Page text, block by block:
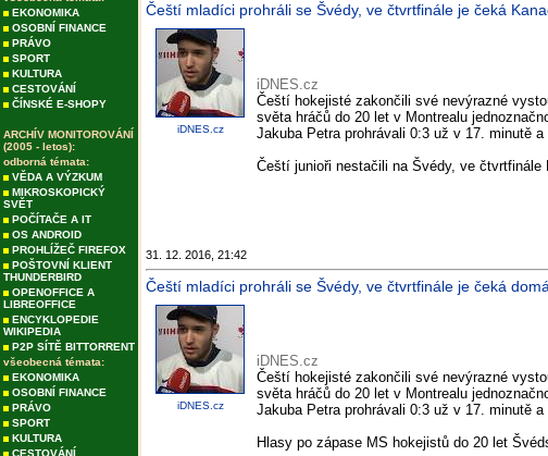
EKONOMIKA
OSOBNÍ FINANCE
PRÁVO
SPORT
KULTURA
CESTOVÁNÍ
ČÍNSKÉ E-SHOPY
ARCHÍV MONITOROVÁNÍ
(2005 - letos):
odborná témata:
VĚDA A VÝZKUM
MIKROSKOPICKÝ
SVĚT
POČÍTAČE A IT
OS ANDROID
PROHLÍŽEČ FIREFOX
POŠTOVNÍ KLIENT
THUNDERBIRD
OPENOFFICE A
LIBREOFFICE
ENCYKLOPEDIE
WIKIPEDIA
P2P SÍTĚ BITTORRENT
všeobecná témata:
EKONOMIKA
OSOBNÍ FINANCE
PRÁVO
SPORT
KULTURA
CESTOVÁNÍ
Čeští mladíci prohráli se Švédy, ve čtvrtfinále je čeká
iDNES.cz
iDNES.cz
Čeští hokejisté zakončili své nevýrazné
světa hráčů do 20 let v Montrealu
Jakuba Petra prohrávali 0:3 už v 17. minutě
Čeští junioři nestačili na Švédy, ve
31. 12. 2016, 21:42
Čeští mladíci prohráli se Švédy, ve čtvrtfinále je čeká
iDNES.cz
iDNES.cz
Čeští hokejisté zakončili své nevýrazné
světa hráčů do 20 let v Montrealu
Jakuba Petra prohrávali 0:3 už v 17. minutě
Hlasy po zápase MS hokejistů do 20 let